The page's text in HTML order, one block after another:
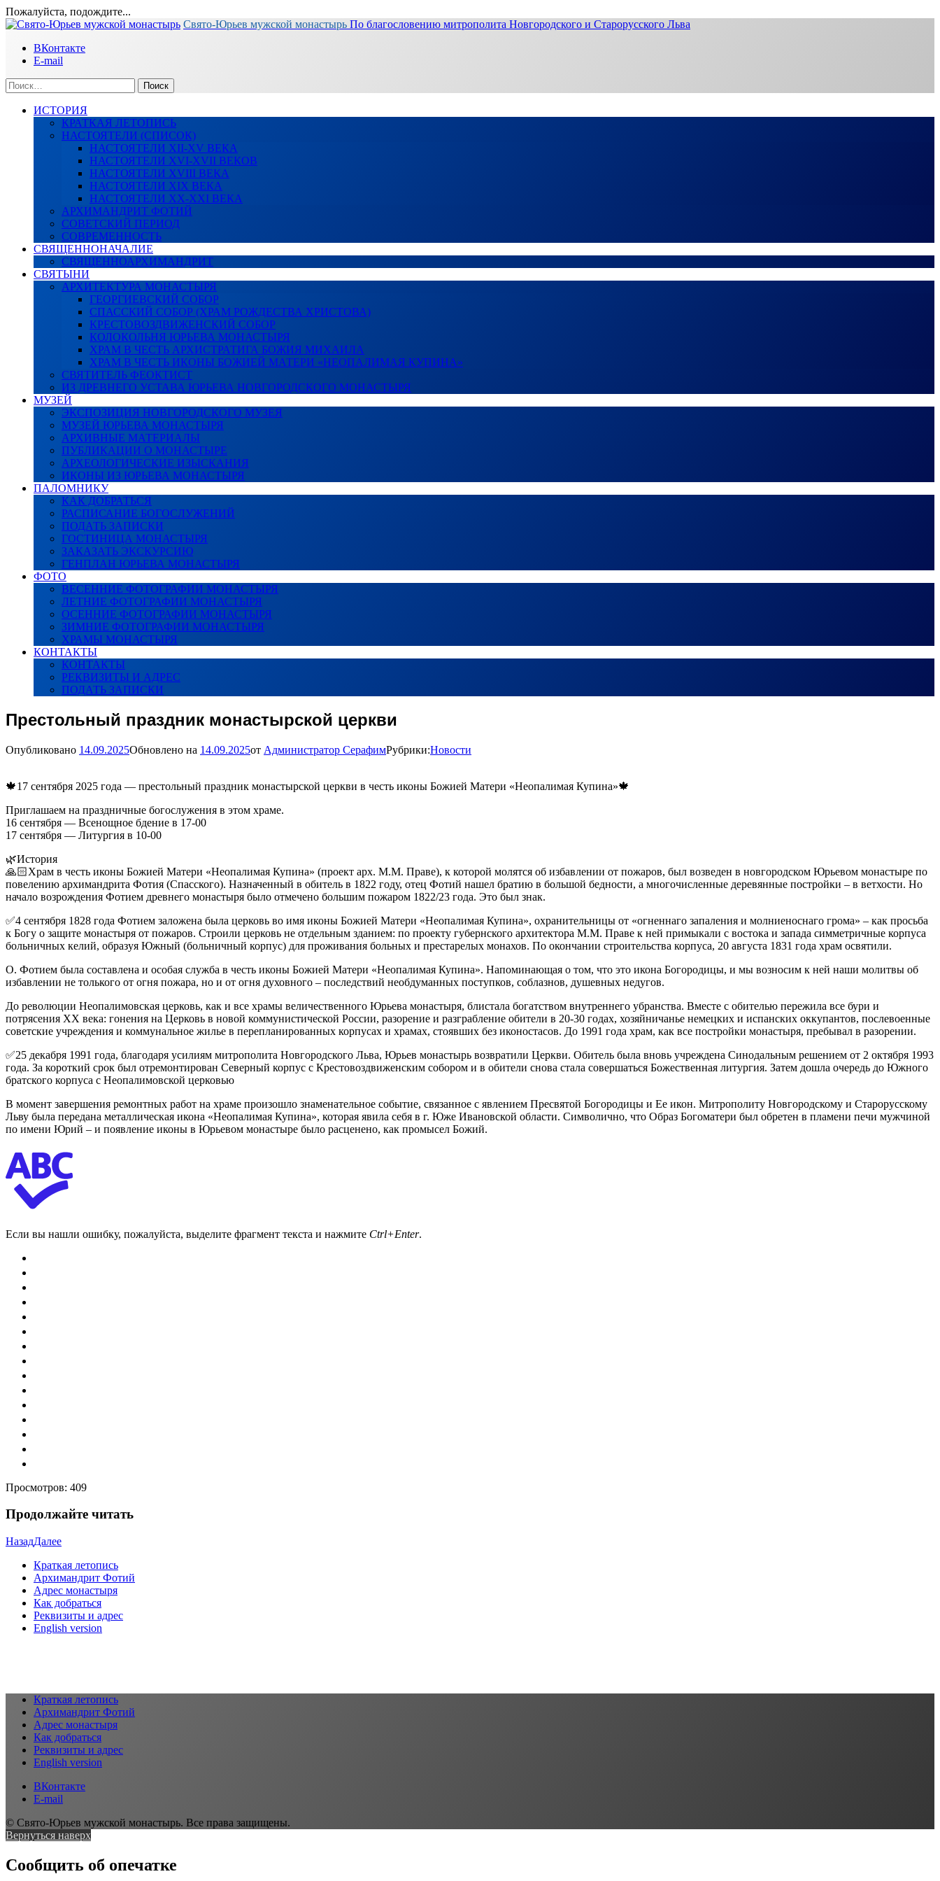
Пожалуйста, подождите...
Перейти
содержимому
Свято-Юрьев мужской монастырь По благословению митрополита Новгородского и Старорусского Льва
ВКонтакте
E-mail
Найти:
ИСТОРИЯ
КРАТКАЯ ЛЕТОПИСЬ
НАСТОЯТЕЛИ (СПИСОК)
НАСТОЯТЕЛИ XII-XV ВЕКА
НАСТОЯТЕЛИ XVI-XVII ВЕКОВ
НАСТОЯТЕЛИ XVIII ВЕКА
НАСТОЯТЕЛИ XIX ВЕКА
НАСТОЯТЕЛИ XX-XXI ВЕКА
АРХИМАНДРИТ ФОТИЙ
СОВЕТСКИЙ ПЕРИОД
СОВРЕМЕННОСТЬ
СВЯЩЕННОНАЧАЛИЕ
СВЯЩЕННОАРХИМАНДРИТ
СВЯТЫНИ
АРХИТЕКТУРА МОНАСТЫРЯ
ГЕОРГИЕВСКИЙ СОБОР
СПАССКИЙ СОБОР (ХРАМ РОЖДЕСТВА ХРИСТОВА)
КРЕСТОВОЗДВИЖЕНСКИЙ СОБОР
КОЛОКОЛЬНЯ ЮРЬЕВА МОНАСТЫРЯ
ХРАМ В ЧЕСТЬ АРХИСТРАТИГА БОЖИЯ МИХАИЛА
ХРАМ В ЧЕСТЬ ИКОНЫ БОЖИЕЙ МАТЕРИ «НЕОПАЛИМАЯ КУПИНА»
СВЯТИТЕЛЬ ФЕОКТИСТ
ИЗ ДРЕВНЕГО УСТАВА ЮРЬЕВА НОВГОРОДСКОГО МОНАСТЫРЯ
МУЗЕЙ
ЭКСПОЗИЦИЯ НОВГОРОДСКОГО МУЗЕЯ
МУЗЕЙ ЮРЬЕВА МОНАСТЫРЯ
АРХИВНЫЕ МАТЕРИАЛЫ
ПУБЛИКАЦИИ О МОНАСТЫРЕ
АРХЕОЛОГИЧЕСКИЕ ИЗЫСКАНИЯ
ИКОНЫ ИЗ ЮРЬЕВА МОНАСТЫРЯ
ПАЛОМНИКУ
КАК ДОБРАТЬСЯ
РАСПИСАНИЕ БОГОСЛУЖЕНИЙ
ПОДАТЬ ЗАПИСКИ
ГОСТИНИЦА МОНАСТЫРЯ
ЗАКАЗАТЬ ЭКСКУРСИЮ
ГЕНПЛАН ЮРЬЕВА МОНАСТЫРЯ
ФОТО
ВЕСЕННИЕ ФОТОГРАФИИ МОНАСТЫРЯ
ЛЕТНИЕ ФОТОГРАФИИ МОНАСТЫРЯ
ОСЕННИЕ ФОТОГРАФИИ МОНАСТЫРЯ
ЗИМНИЕ ФОТОГРАФИИ МОНАСТЫРЯ
ХРАМЫ МОНАСТЫРЯ
КОНТАКТЫ
КОНТАКТЫ
РЕКВИЗИТЫ И АДРЕС
ПОДАТЬ ЗАПИСКИ
Престольный праздник монастырской церкви
Опубликовано 14.09.2025Обновлено на 14.09.2025от Администратор СерафимРубрики:Новости
🍁17 сентября 2025 года — престольный праздник монастырской церкви в честь иконы Божией Матери «Неопалимая Купина»🍁
Приглашаем на праздничные богослужения в этом храме.
16 сентября — Всенощное бдение в 17-00
17 сентября — Литургия в 10-00
🌿История
🙏🏻Храм в честь иконы Божией Матери «Неопалимая Купина» (проект арх. М.М. Праве), к которой молятся об избавлении от пожаров, был возведен в новгородском Юрьевом монастыре по
повелению архимандрита Фотия (Спасского). Назначенный в обитель в 1822 году, отец Фотий нашел братию в большой бедности, а многочисленные деревянные постройки – в ветхости. Но
начало возрождения Фотием древнего монастыря было отмечено большим пожаром 1822/23 года. Это был знак.
✅4 сентября 1828 года Фотием заложена была церковь во имя иконы Божией Матери «Неопалимая Купина», охранительницы от «огненнаго запаления и молниеноснаго грома» – как просьба
к Богу о защите монастыря от пожаров. Строили церковь не отдельным зданием: по проекту губернского архитектора М.М. Праве к ней примыкали с востока и запада симметричные корпуса
больничных келий, образуя Южный (больничный корпус) для проживания больных и престарелых монахов. По окончании строительства корпуса, 20 августа 1831 года храм освятили.
О. Фотием была составлена и особая служба в честь иконы Божией Матери «Неопалимая Купина». Напоминающая о том, что это икона Богородицы, и мы возносим к ней наши молитвы об
избавлении не толького от огня пожара, но и от огня духовного – последствий необдуманных поступков, соблазнов, душевных недугов.
До революции Неопалимовская церковь, как и все храмы величественного Юрьева монастыря, блистала богатством внутреннего убранства. Вместе с обителью пережила все бури и
потрясения XX века: гонения на Церковь в новой коммунистической России, разорение и разграбление обители в 20-30 годах, хозяйничанье немецких и испанских оккупантов, послевоенные
советские учреждения и коммунальное жилье в перепланированных корпусах и храмах, стоявших без иконостасов. До 1991 года храм, как все постройки монастыря, пребывал в разорении.
✅25 декабря 1991 года, благодаря усилиям митрополита Новгородского Льва, Юрьев монастырь возвратили Церкви. Обитель была вновь учреждена Синодальным решением от 2 октября 1993
года. За короткий срок был отремонтирован Северный корпус с Крестовоздвиженским собором и в обители снова стала совершаться Божественная литургия. Затем дошла очередь до Южного
братского корпуса с Неопалимовской церковью
В момент завершения ремонтных работ на храме произошло знаменательное событие, связанное с явлением Пресвятой Богородицы и Ее икон. Митрополиту Новгородскому и Старорусскому
Льву была передана металлическая икона «Неопалимая Купина», которая явила себя в г. Юже Ивановской области. Символично, что Образ Богоматери был обретен в пламени печи мужчиной
по имени Юрий – и появление иконы в Юрьевом монастыре было расценено, как промысел Божий.
Если вы нашли ошибку, пожалуйста, выделите фрагмент текста и нажмите Ctrl+Enter.
Просмотров: 409
Продолжайте читать
НазадДалее
Краткая летопись
Архимандрит Фотий
Адрес монастыря
Как добраться
Реквизиты и адрес
English version
Краткая летопись
Архимандрит Фотий
Адрес монастыря
Как добраться
Реквизиты и адрес
English version
ВКонтакте
E-mail
© Свято-Юрьев мужской монастырь. Все права защищены.
Вернуться наверх
Сообщить об опечатке